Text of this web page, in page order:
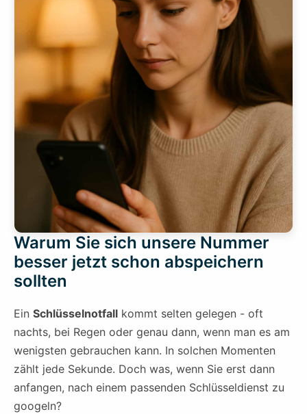
Warum Sie sich unsere Nummer
besser jetzt schon abspeichern
sollten
Ein Schlüsselnotfall kommt selten gelegen - oft
nachts, bei Regen oder genau dann, wenn man es am
wenigsten gebrauchen kann. In solchen Momenten
zählt jede Sekunde. Doch was, wenn Sie erst dann
anfangen, nach einem passenden Schlüsseldienst zu
googeln?